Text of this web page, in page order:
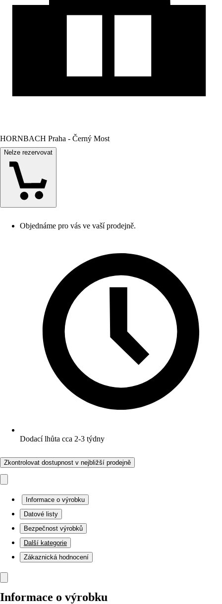
HORNBACH Praha - Černý Most
Nelze rezervovat
Objednáme pro vás ve vaší prodejně.
Dodací lhůta cca 2-3 týdny
Zkontrolovat dostupnost v nejbližší prodejně
Informace o výrobku
Datové listy
Bezpečnost výrobků
Další kategorie
Zákaznická hodnocení
Informace o výrobku